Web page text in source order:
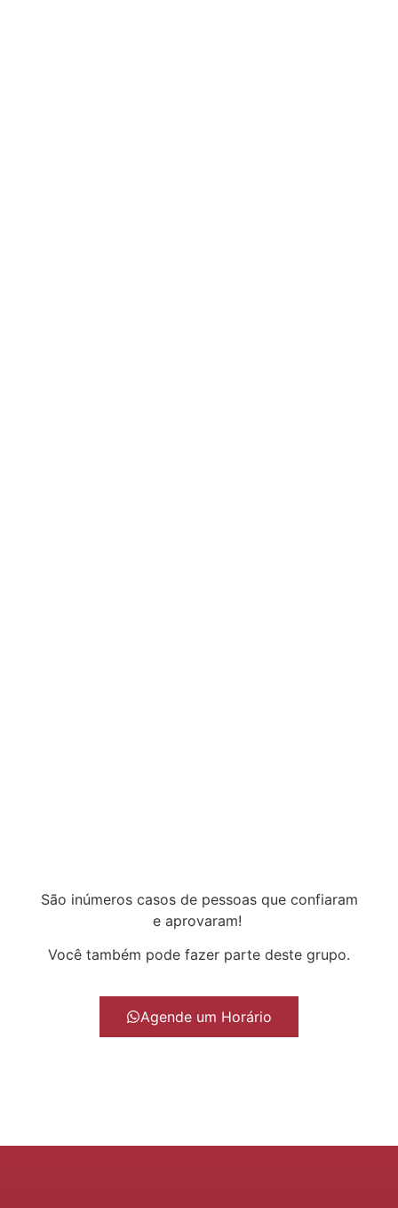
São inúmeros casos de pessoas que confiaram
e aprovaram!
Você também pode fazer parte deste grupo.
Agende um Horário